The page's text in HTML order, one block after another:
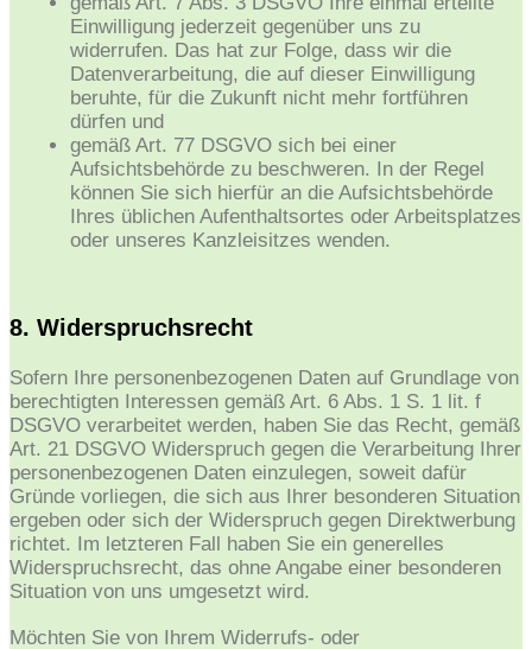
Einwilligung jederzeit gegenüber uns zu
widerrufen. Das hat zur Folge, dass wir die
Datenverarbeitung, die auf dieser Einwilligung
beruhte, für die Zukunft nicht mehr fortführen
dürfen und
gemäß Art. 77 DSGVO sich bei einer
Aufsichtsbehörde zu beschweren. In der Regel
können Sie sich hierfür an die Aufsichtsbehörde
Ihres üblichen Aufenthaltsortes oder Arbeitsplatzes
oder unseres Kanzleisitzes wenden.
8. Widerspruchsrecht
Sofern Ihre personenbezogenen Daten auf Grundlage von
berechtigten Interessen gemäß Art. 6 Abs. 1 S. 1 lit. f
DSGVO verarbeitet werden, haben Sie das Recht, gemäß
Art. 21 DSGVO Widerspruch gegen die Verarbeitung Ihrer
personenbezogenen Daten einzulegen, soweit dafür
Gründe vorliegen, die sich aus Ihrer besonderen Situation
ergeben oder sich der Widerspruch gegen Direktwerbung
richtet. Im letzteren Fall haben Sie ein generelles
Widerspruchsrecht, das ohne Angabe einer besonderen
Situation von uns umgesetzt wird.
Möchten Sie von Ihrem Widerrufs- oder